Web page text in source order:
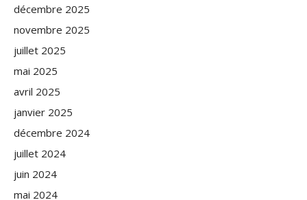
décembre 2025
novembre 2025
juillet 2025
mai 2025
avril 2025
janvier 2025
décembre 2024
juillet 2024
juin 2024
mai 2024